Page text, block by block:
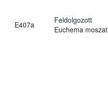
E407a
Feldolgozott
Euchema moszat